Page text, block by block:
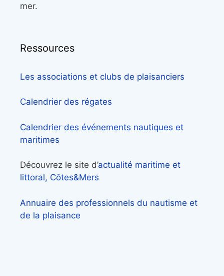
mer.
Ressources
Les associations et clubs de plaisanciers
Calendrier des régates
Calendrier des événements nautiques et
maritimes
Découvrez le site d’actualité maritime et
littoral, Côtes&Mers
Annuaire des professionnels du nautisme et
de la plaisance